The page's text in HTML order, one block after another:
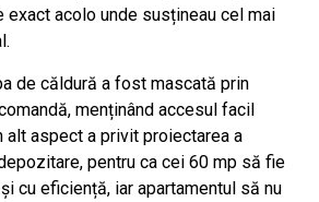
acolo unde susțineau cel mai
de căldură a fost mascată prin
menținând accesul facil
alt aspect a privit proiectarea a
pentru ca cei 60 mp să fie
cu eficiență, iar apartamentul să nu